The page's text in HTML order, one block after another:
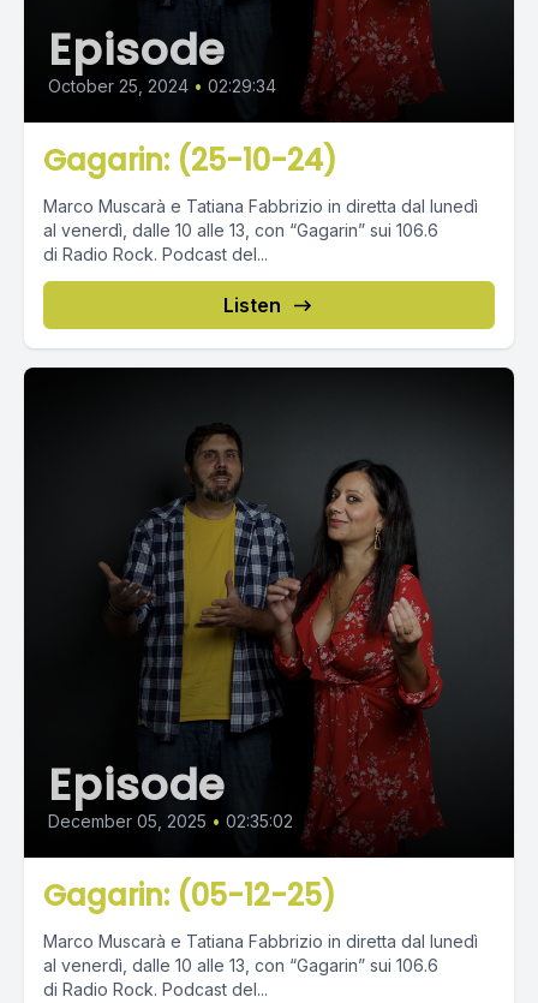
Episode
October 25, 2024 • 02:29:34
Gagarin: (25-10-24)
Marco Muscarà e Tatiana Fabbrizio in diretta dal lunedì
al venerdì, dalle 10 alle 13, con “Gagarin” sui 106.6
di Radio Rock. Podcast del...
Listen
Episode
December 05, 2025 • 02:35:02
Gagarin: (05-12-25)
Marco Muscarà e Tatiana Fabbrizio in diretta dal lunedì
al venerdì, dalle 10 alle 13, con “Gagarin” sui 106.6
di Radio Rock. Podcast del...